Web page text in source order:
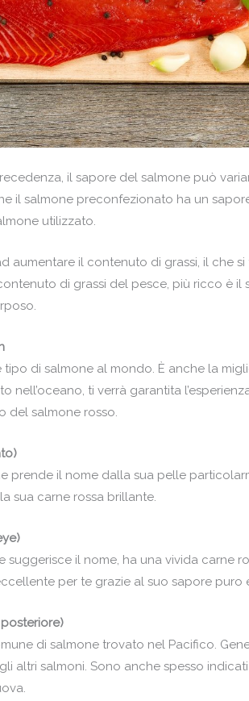
il sapore del salmone può
il salmone preconfezionato ha un
utilizzato.
aumentare il contenuto di grassi, il che
di grassi del pesce, più ricco è
tipo di salmone al mondo. È anche la
nell’oceano, ti verrà garantita
del salmone rosso.
prende il nome dalla sua pelle
sua carne rossa brillante.
suggerisce il nome, ha una vivida carne
per te grazie al suo sapore puro
di salmone trovato nel Pacifico.
altri salmoni. Sono anche spesso